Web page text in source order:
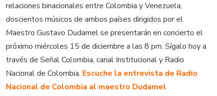
relaciones binacionales entre Colombia y Venezuela,
doscientos músicos de ambos países dirigidos por el
Maestro Gustavo Dudamel se presentarán en concierto el
próximo miércoles 15 de diciembre a las 8 pm. Sígalo hoy a
través de Señal Colombia, canal Institucional y Radio
Nacional de Colombia. Escuche la entrevista de Radio
Nacional de Colombia al maestro Dudamel